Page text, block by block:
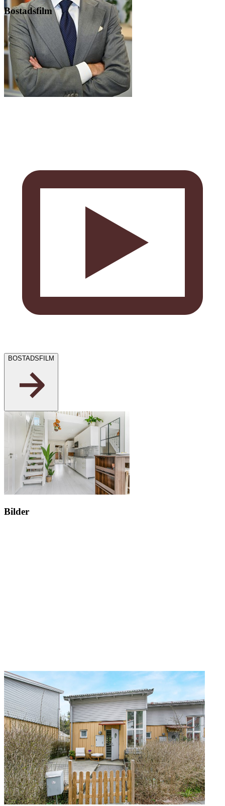
Bostadsfilm
BOSTADSFILM
Bilder